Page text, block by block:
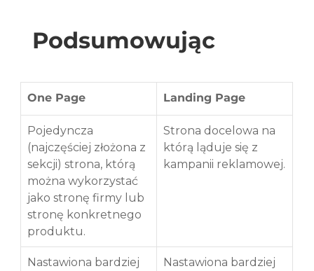
Podsumowując
One Page Landing Page
Pojedyncza
(najczęściej złożona z
sekcji) strona, którą
można wykorzystać
jako stronę firmy lub
stronę konkretnego
produktu.
Strona docelowa na
którą ląduje się z
kampanii reklamowej.
Nastawiona bardziej
Nastawiona bardziej